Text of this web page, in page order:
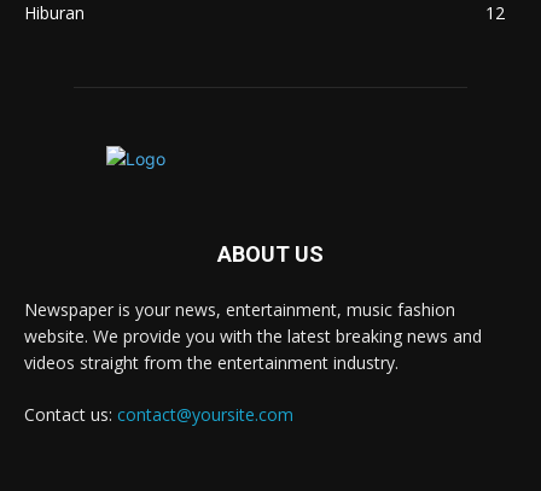
Hiburan
12
ABOUT US
Newspaper is your news, entertainment, music fashion
website. We provide you with the latest breaking news and
videos straight from the entertainment industry.
Contact us: contact@yoursite.com